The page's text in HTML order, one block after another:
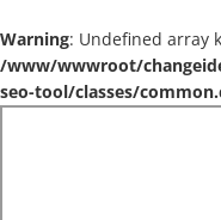
Warning: Undefined array
/www/wwwroot/
seo-tool/classes/